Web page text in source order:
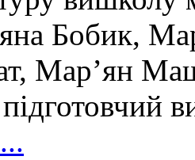
Бобик,
Мар’ян